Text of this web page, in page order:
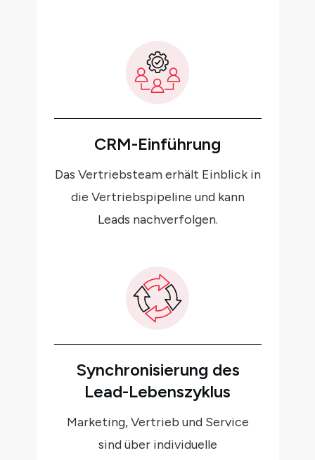
CRM-Einführung
Das Vertriebsteam erhält Einblick in
die Vertriebspipeline und kann
Leads nachverfolgen.
Synchronisierung des
Lead-Lebenszyklus
Marketing, Vertrieb und Service
sind über individuelle